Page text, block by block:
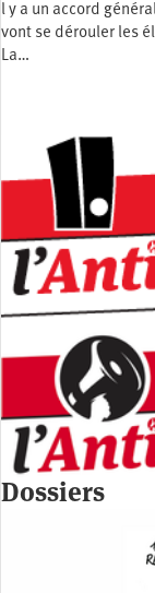
l y a un accord
vont se dérouler les
La…
Dossiers